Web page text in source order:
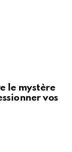
le mystère
vos